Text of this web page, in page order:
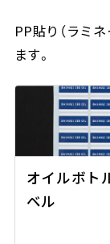
PP貼り（ラミ
ます。
オイルボト
ベル